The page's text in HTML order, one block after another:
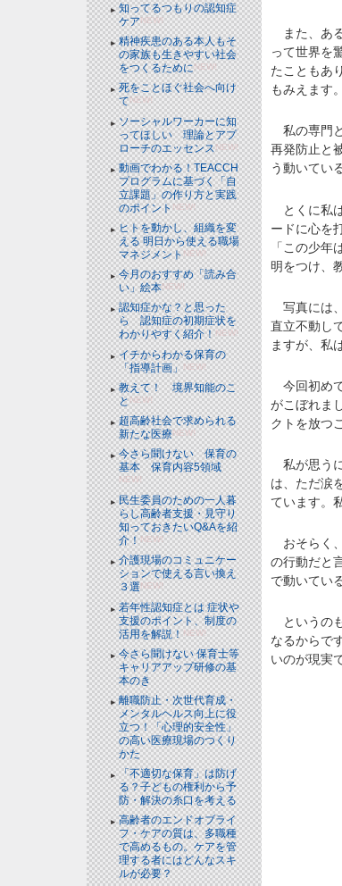
知ってるつもりの認知症
ケアNEW!
精神疾患のある本人もそ
の家族も生きやすい社会
をつくるためにNEW!
死をことほぐ社会へ向け
てNEW!
ソーシャルワーカーに知
ってほしい 理論とアプ
ローチのエッセンスNEW!
動画でわかる！TEACCH
プログラムに基づく「自
立課題」の作り方と実践
のポイントNEW!
ヒトを動かし、組織を変
える 明日から使える職場
マネジメントNEW!
今月のおすすめ「読み合
い」絵本NEW!
認知症かな？と思った
ら 認知症の初期症状を
わかりやすく紹介！NEW!
イチからわかる保育の
「指導計画」NEW!
教えて！ 境界知能のこ
とNEW!
超高齢社会で求められる
新たな医療NEW!
今さら聞けない 保育の
基本 保育内容5領域
NEW!
民生委員のための一人暮
らし高齢者支援・見守り
知っておきたいQ&Aを紹
介！NEW!
介護現場のコミュニケー
ションで使える言い換え
３選NEW!
若年性認知症とは 症状や
支援のポイント、制度の
活用を解説！NEW!
今さら聞けない 保育士等
キャリアアップ研修の基
本のき
離職防止・次世代育成・
メンタルヘルス向上に役
立つ！「心理的安全性」
の高い医療現場のつくり
かた
「不適切な保育」は防げ
る？子どもの権利から予
防・解決の糸口を考える
高齢者のエンドオブライ
フ・ケアの質は、多職種
で高めるもの。ケアを管
理する者にはどんなスキ
ルが必要？
また、あ
って世界を
たこともあ
もみえます。
私の専門
再発防止と
う動いてい
とくに私
ードに心を
「この少
明をつけ、
写真には
直立不動し
ますが、私
今回初め
がこぼれま
クトを放つ
私が思う
は、ただ涙
ています。
おそらく
の行動だと
で動いてい
というの
なるからで
いのが現実